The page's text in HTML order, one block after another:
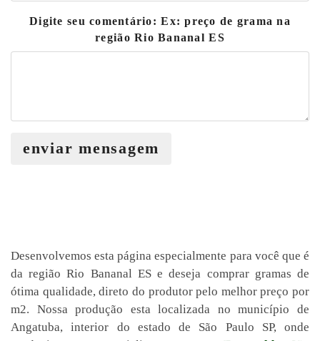
Digite seu comentário: Ex: preço de grama na
região Rio Bananal ES
enviar mensagem
Desenvolvemos esta página especialmente para você que é
da região Rio Bananal ES e deseja comprar gramas de
ótima qualidade, direto do produtor pelo melhor preço por
m2. Nossa produção esta localizada no município de
Angatuba, interior do estado de São Paulo SP, onde